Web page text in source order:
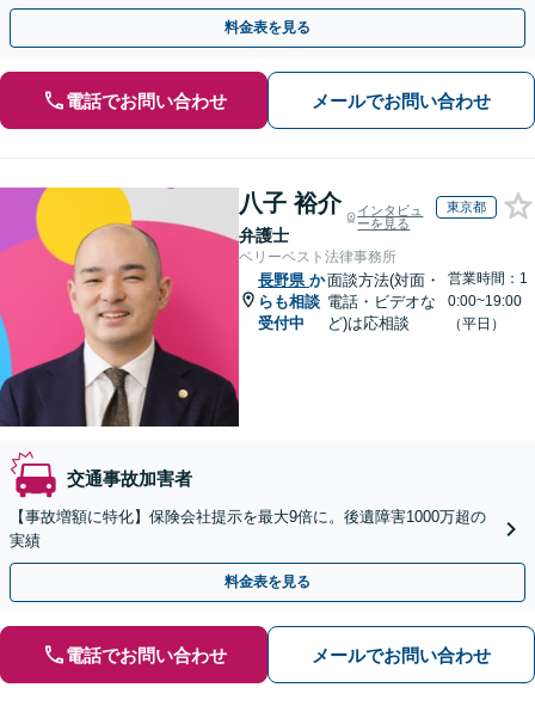
補償を受けられるよう、最善の方法をご提案します。
料金表を見る
電話でお問い合わせ メールでお問い合わせ
八子 裕介
弁護士
インタビュ
ーを見る
東京都
ベリーベスト法律事務所
長野県 か
らも相談
受付中
面談方法(対面・
電話・ビデオな
ど)は応相談
営業時間：1
0:00~19:00
（平日）
交通事故加害者
【事故増額に特化】保険会社提示を最大9倍に。後遺障害1000万超の
実績
料金表を見る
電話でお問い合わせ メールでお問い合わせ